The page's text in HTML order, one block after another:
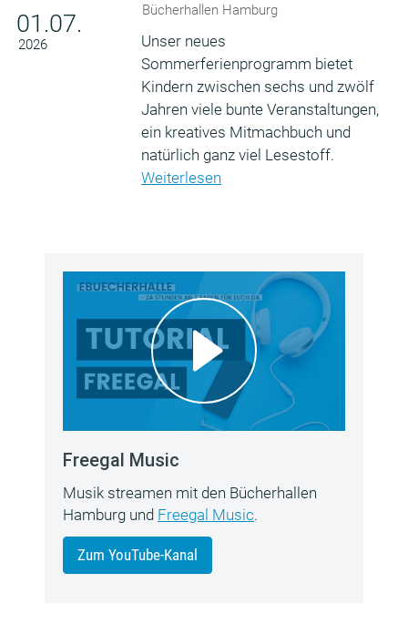
01.07.
2026
Bücherhallen Hamburg
Unser neues
Sommerferienprogramm bietet
Kindern zwischen sechs und zwölf
Jahren viele bunte Veranstaltungen,
ein kreatives Mitmachbuch und
natürlich ganz viel Lesestoff.
Weiterlesen
Freegal Music
Musik streamen mit den Bücherhallen
Hamburg und Freegal Music.
Zum YouTube-Kanal